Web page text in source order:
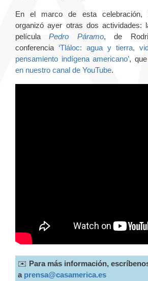
En el marco de esta celebración,
organizó ayer otras dos actividades:
películaPedro Páramo, de
conferencia ‘Tláloc: agua y tierra,
pensamiento indígena americano’, que
en nuestro canal de YouTube.
✉️ Para más información,
a prensa@casamerica.es